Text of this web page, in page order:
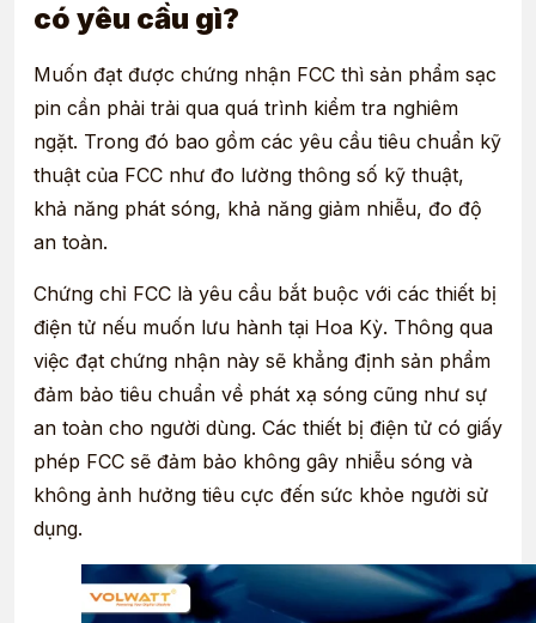
có yêu cầu gì?
Muốn đạt được chứng nhận FCC thì sản phẩm sạc
pin cần phải trải qua quá trình kiểm tra nghiêm
ngặt. Trong đó bao gồm các yêu cầu tiêu chuẩn kỹ
thuật của FCC như đo lường thông số kỹ thuật,
khả năng phát sóng, khả năng giảm nhiễu, đo độ
an toàn.
Chứng chỉ FCC là yêu cầu bắt buộc với các thiết bị
điện tử nếu muốn lưu hành tại Hoa Kỳ. Thông qua
việc đạt chứng nhận này sẽ khẳng định sản phẩm
đảm bảo tiêu chuẩn về phát xạ sóng cũng như sự
an toàn cho người dùng. Các thiết bị điện tử có giấy
phép FCC sẽ đảm bảo không gây nhiễu sóng và
không ảnh hưởng tiêu cực đến sức khỏe người sử
dụng.